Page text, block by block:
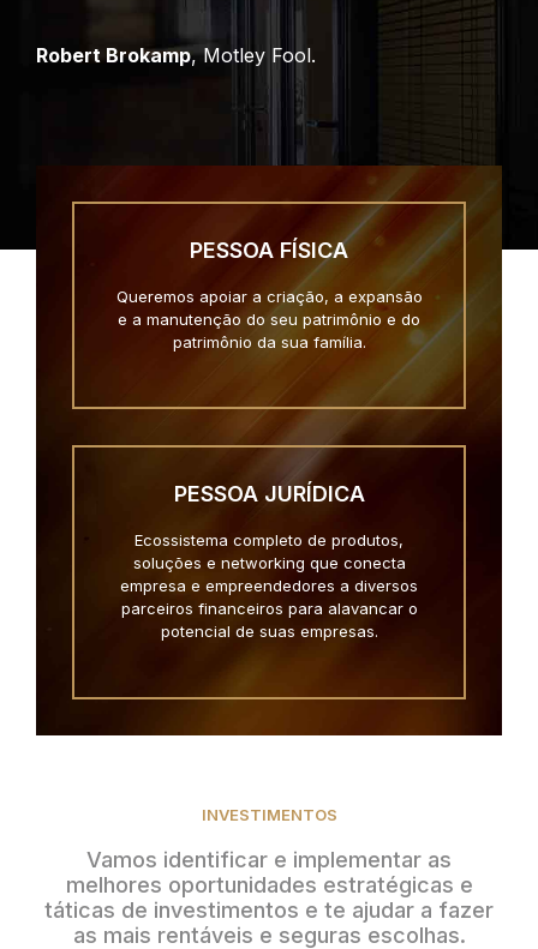
Robert Brokamp, Motley Fool.
PESSOA FÍSICA
Queremos apoiar a criação, a expansão
e a manutenção do seu patrimônio e do
patrimônio da sua família.
PESSOA JURÍDICA
Ecossistema completo de produtos,
soluções e networking que conecta
empresa e empreendedores a diversos
parceiros financeiros para alavancar o
potencial de suas empresas.
INVESTIMENTOS
Vamos identificar e implementar as
melhores oportunidades estratégicas e
táticas de investimentos e te ajudar a fazer
as mais rentáveis e seguras escolhas.